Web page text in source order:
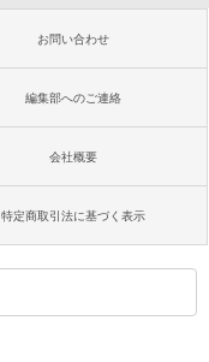
お問い合わせ
編集部へのご連絡
会社概要
特定商取引法に基づく表示